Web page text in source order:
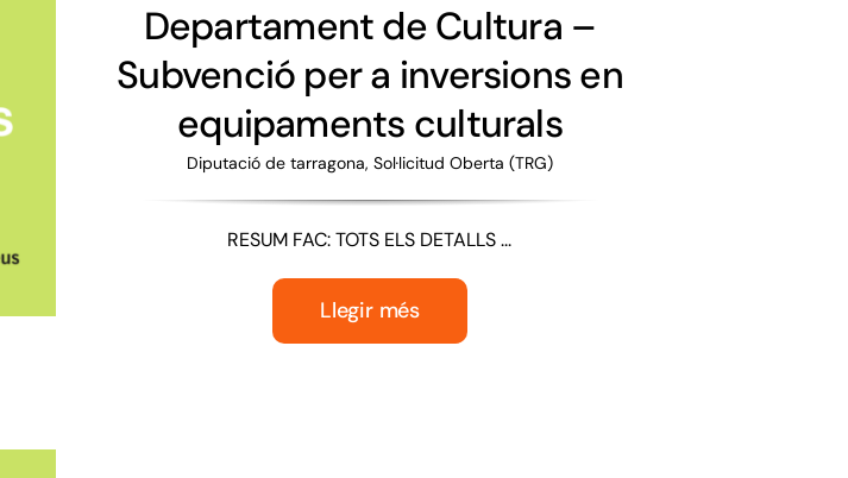
Departament de Cultura –
Subvenció per a inversions en
equipaments culturals
Diputació de tarragona, Sol·licitud Oberta (TRG)
RESUM FAC: TOTS ELS DETALLS ...
Llegir més